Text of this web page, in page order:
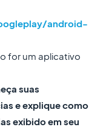
android-
for um aplicativo
suas
e explique como
exibido em seu